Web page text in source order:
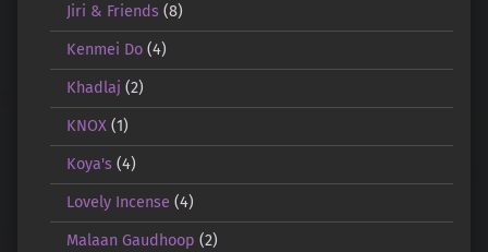
Jiri & Friends(8)
Kenmei Do(4)
Khadlaj (2)
KNOX(1)
Koya's(4)
Lovely Incense (4)
Malaan Gaudhoop (2)